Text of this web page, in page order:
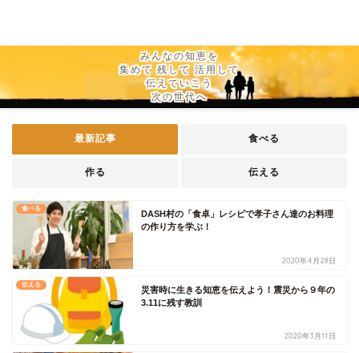
みんなの知恵を
集めて 残して 活用して
伝えていこう
次の世代へ
最新記事 食べる
作る 伝える
食べる
DASH村の「食卓」レシピで孝子さん達のお料理
の作り方を学ぶ！
2020年4月28日
伝える
災害時に生きる知恵を伝えよう！震災から９年の
3.11に残す教訓
2020年3月11日